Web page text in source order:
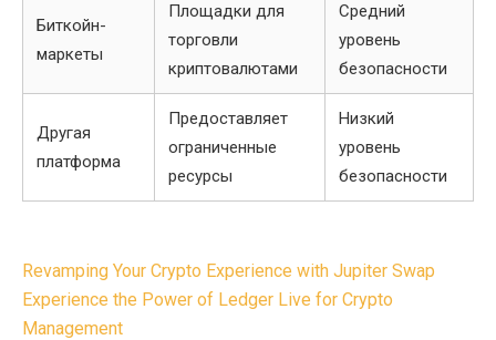
Биткойн-
маркеты
Площадки для
торговли
криптовалютами
Средний
уровень
безопасности
Другая
платформа
Предоставляет
ограниченные
ресурсы
Низкий
уровень
безопасности
Post
navigation
Revamping Your Crypto Experience with Jupiter Swap
Experience the Power of Ledger Live for Crypto
Management